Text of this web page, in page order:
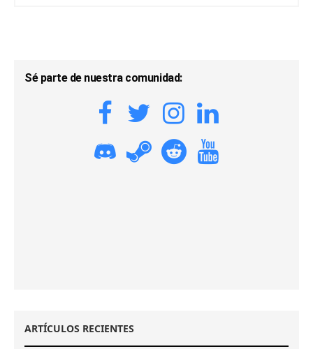
Sé parte de nuestra comunidad:
ARTÍCULOS RECIENTES